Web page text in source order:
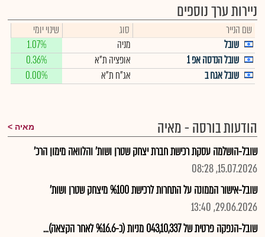
ניירות ערך נוספים
שם הנייר סוג
שינוי יומי
שובל
מניה
1.07%
שובל הנדסה אפ 1
אופציה ת"א
0.36%
שובל אגח ב
אג"ח ת"א 0.00%
הודעות בורסה - מאיה מאיה
שובל-הושלמה עסקת רכישת חברת יצחק שטרן ושות' והלוואה מימון הרכ'
15.07.2026, 08:28
שובל-אישור הממונה על התחרות לרכישת %100 מיצחק שטרן ושות'
29.06.2026, 13:40
שובל-הנפקה פרטית של 043,10,337 מניות (כ-%16.6 לאחר הקצאה)...